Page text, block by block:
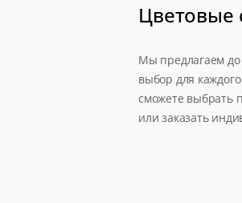
Цветовые
Мы предлагаем до
выбор для
сможете выбрать
или заказать